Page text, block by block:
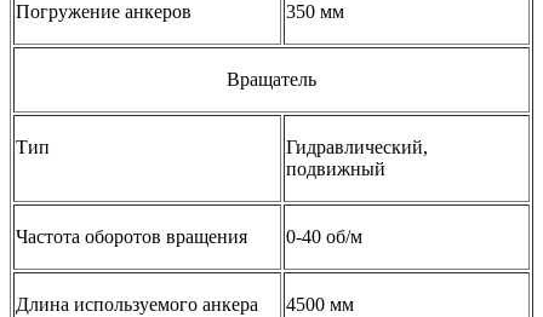
Погружение анкеров 350 мм
Вращатель
Тип
Гидравлический,
подвижный
Частота оборотов вращения 0-40 об/м
Длина используемого анкера 4500 мм